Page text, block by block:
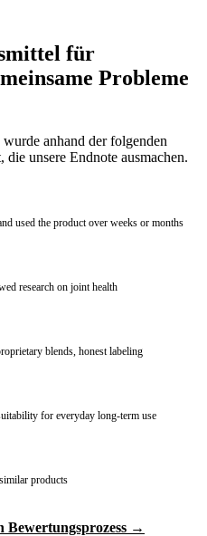
für
Probleme
anhand der folgenden
unsere Endnote ausmachen.
used the product over weeks or months
research on joint health
blends, honest labeling
for everyday long-term use
products
Bewertungsprozess →